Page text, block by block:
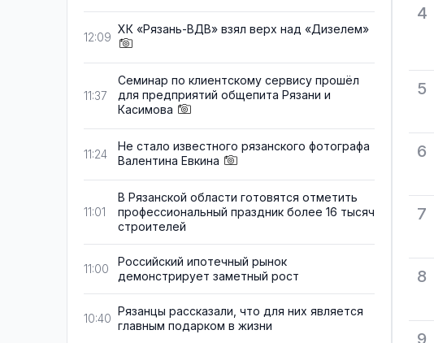
12:09
ХК «Рязань-ВДВ» взял верх над «Дизелем»
11:37
Семинар по клиентскому сервису прошёл
для предприятий общепита Рязани и
Касимова
11:24
Не стало известного рязанского фотографа
Валентина Евкина
11:01
В Рязанской области готовятся отметить
профессиональный праздник более 16 тысяч
строителей
11:00
Российский ипотечный рынок
демонстрирует заметный рост
10:40
Рязанцы рассказали, что для них является
главным подарком в жизни
4
5
6
7
8